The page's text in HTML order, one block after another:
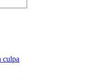
culpa